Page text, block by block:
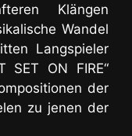
Klängen
Wandel
Langspieler
SET ON FIRE“
der
zu jenen der